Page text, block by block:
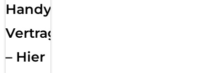
Handy
Vertragsabwicklung
– Hier